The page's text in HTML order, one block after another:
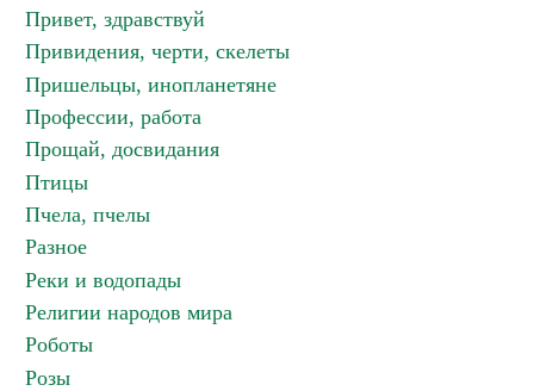
Привет, здравствуй
Привидения, черти, скелеты
Пришельцы, инопланетяне
Профессии, работа
Прощай, досвидания
Птицы
Пчела, пчелы
Разное
Реки и водопады
Религии народов мира
Роботы
Розы